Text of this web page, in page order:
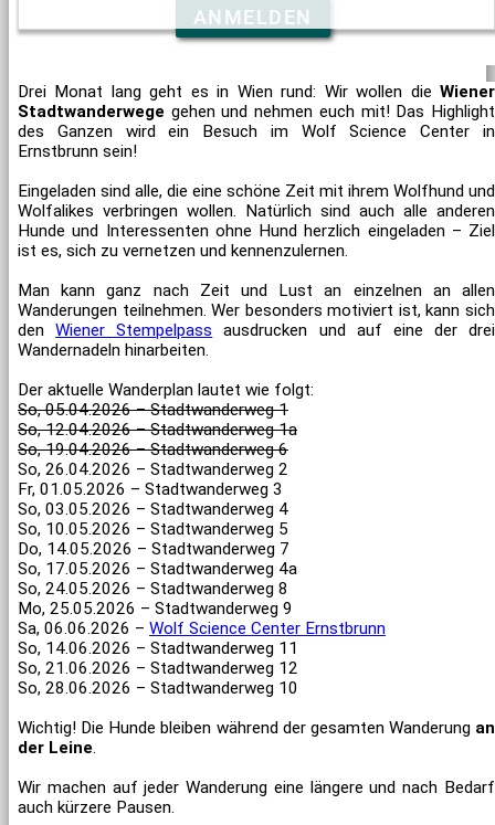
ANMELDEN
Drei Monat lang geht es in Wien rund: Wir wollen die Wiener
Stadtwanderwege gehen und nehmen euch mit! Das Highlight
des Ganzen wird ein Besuch im Wolf Science Center in
Ernstbrunn sein!
Eingeladen sind alle, die eine schöne Zeit mit ihrem Wolfhund und
Wolfalikes verbringen wollen. Natürlich sind auch alle anderen
Hunde und Interessenten ohne Hund herzlich eingeladen – Ziel
ist es, sich zu vernetzen und kennenzulernen.
Man kann ganz nach Zeit und Lust an einzelnen an allen
Wanderungen teilnehmen. Wer besonders motiviert ist, kann sich
denWiener Stempelpass ausdrucken und auf eine der drei
Wandernadeln hinarbeiten.
Der aktuelle Wanderplan lautet wie folgt:
So, 05.04.2026 – Stadtwanderweg 1
So, 12.04.2026 – Stadtwanderweg 1a
So, 19.04.2026 – Stadtwanderweg 6
So, 26.04.2026 – Stadtwanderweg 2
Fr, 01.05.2026 – Stadtwanderweg 3
So, 03.05.2026 – Stadtwanderweg 4
So, 10.05.2026 – Stadtwanderweg 5
Do, 14.05.2026 – Stadtwanderweg 7
So, 17.05.2026 – Stadtwanderweg 4a
So, 24.05.2026 – Stadtwanderweg 8
Mo, 25.05.2026 – Stadtwanderweg 9
Sa, 06.06.2026 – Wolf Science Center Ernstbrunn
So, 14.06.2026 – Stadtwanderweg 11
So, 21.06.2026 – Stadtwanderweg 12
So, 28.06.2026 – Stadtwanderweg 10
Wichtig! Die Hunde bleiben während der gesamten Wanderung an
der Leine.
Wir machen auf jeder Wanderung eine längere und nach Bedarf
auch kürzere Pausen.